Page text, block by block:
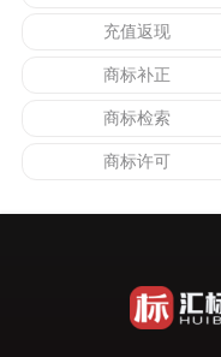
充值返现
商标补正
商标检索
商标许可